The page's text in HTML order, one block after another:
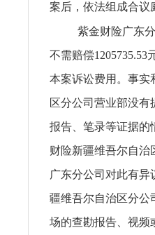
案后，依法组成合议
紫金财险广东
不需赔偿
本案诉讼费用。事实
区分公司营业部没
报告、笔录等证据的
财险新疆维吾尔自治
广东分公司对此有
疆维吾尔自治区分公
场的查勘报告、视频